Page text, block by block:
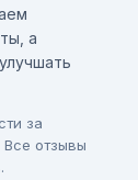
а
за
отзывы